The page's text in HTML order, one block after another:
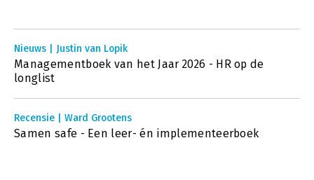
Nieuws | Justin van Lopik
Managementboek van het Jaar 2026 - HR op de
longlist
Recensie | Ward Grootens
Samen safe - Een leer- én implementeerboek